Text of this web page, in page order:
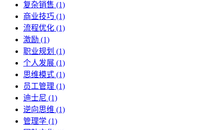
复杂销售 (1)
商业技巧 (1)
流程优化 (1)
激励 (1)
职业规划 (1)
个人发展 (1)
思维模式 (1)
员工管理 (1)
迪士尼 (1)
逆向思维 (1)
管理学 (1)